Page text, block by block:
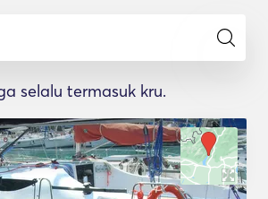
selalu termasuk kru.